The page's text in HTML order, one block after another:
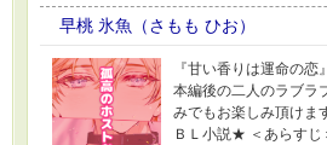
早桃 氷魚（さもも ひお）
『甘い香りは運命の
本編後の二人のラブラ
みでもお楽しみ頂けま
ＢＬ小説★ ＜あらすじ